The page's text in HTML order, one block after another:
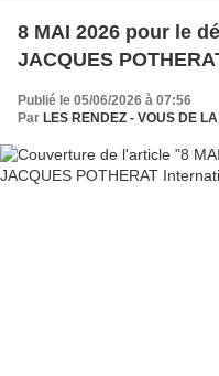
8 MAI 2026 pour le
JACQUES
Publié le 05/06/2026 à 07:56
Par LES RENDEZ - VOUS DE